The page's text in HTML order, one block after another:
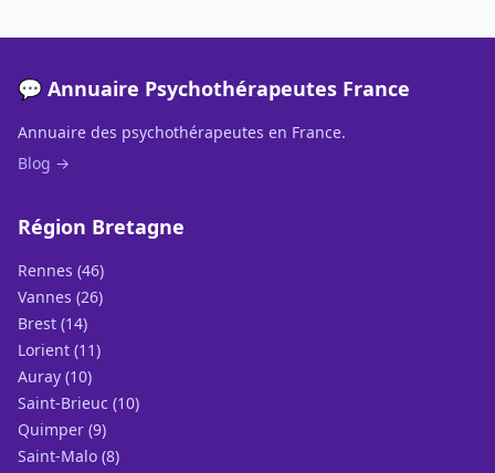
💬 Annuaire Psychothérapeutes France
Annuaire des psychothérapeutes en France.
Blog →
Région Bretagne
Rennes (46)
Vannes (26)
Brest (14)
Lorient (11)
Auray (10)
Saint-Brieuc (10)
Quimper (9)
Saint-Malo (8)